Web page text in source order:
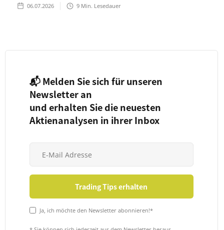
06.07.2026 9 Min. Lesedauer
📬 Melden Sie sich für unseren
Newsletter an
und erhalten Sie die neuesten
Aktienanalysen in ihrer Inbox
Ja, ich möchte den Newsletter abonnieren!*